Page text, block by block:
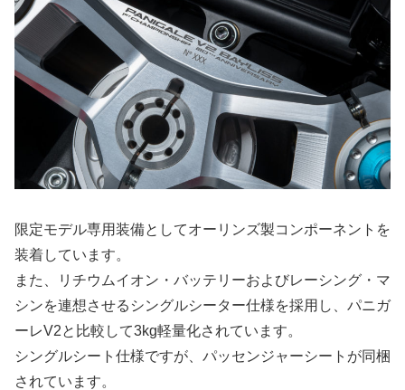
限定モデル専用装備としてオーリンズ製コンポーネントを
装着しています。
また、リチウムイオン・バッテリーおよびレーシング・マ
シンを連想させるシングルシーター仕様を採用し、パニガ
ーレV2と比較して3kg軽量化されています。
シングルシート仕様ですが、パッセンジャーシートが同梱
されています。